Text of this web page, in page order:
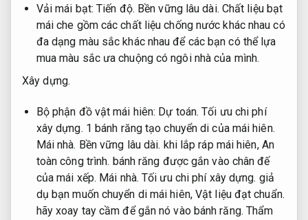
Vải mái bạt:Tiến độ. Bền vững lâu dài. Chất liệu bạt
mái che gồm các chất liệu chống nước khác nhau có
đa dạng màu sắc khác nhau để các bạn có thể lựa
mua màu sắc ưa chuộng có ngôi nhà của mình.
Xây dựng.
Bộ phận đồ vật mái hiên: Dự toán. Tối ưu chi phí
xây dựng. 1 bánh răng tạo chuyển di của mái hiên.
Mái nhà. Bền vững lâu dài. khi lắp ráp mái hiên, An
toàn công trình. bánh răng được gắn vào chân đế
của mái xếp. Mái nhà. Tối ưu chi phí xây dựng. giả
dụ bạn muốn chuyển di mái hiên, Vật liệu đạt chuẩn.
hãy xoay tay cầm để gắn nó vào bánh răng. Thẩm